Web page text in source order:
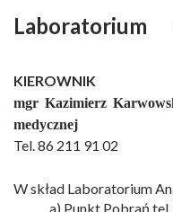
Laboratorium
KIEROWNIK
mgr Kazimierz
medycznej
Tel. 86 211 91 02
W skład Laboratorium
a) Punkt Pobrań